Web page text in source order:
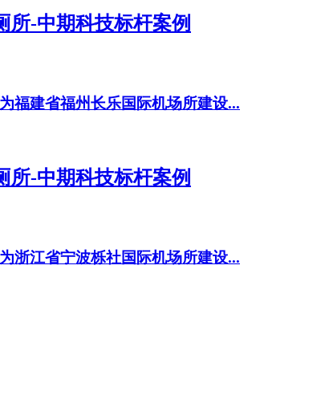
所-中期科技标杆案例
福建省福州长乐国际机场所建设...
所-中期科技标杆案例
浙江省宁波栎社国际机场所建设...